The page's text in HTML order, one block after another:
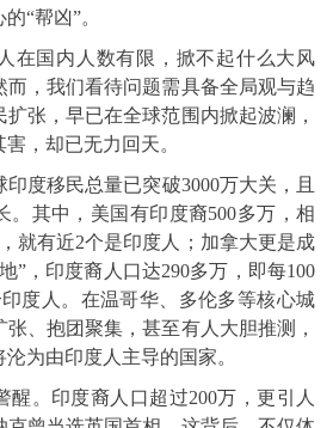
“帮凶”。
在国内人数有限，掀不起什么大风
，我们看待问题需具备全局观与趋
张，早已在全球范围内掀起波澜，
，却已无力回天。
度移民总量已突破3000万大关，且
。其中，美国有印度裔500多万，相
就有近2个是印度人；加拿大更是成
”，印度裔人口达290多万，即每100
度人。在温哥华、多伦多等核心城
、抱团聚集，甚至有人大胆推测，
为由印度人主导的国家。
醒。印度裔人口超过200万，更引人